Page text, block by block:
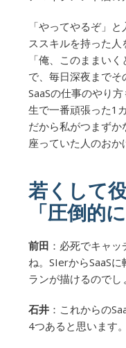
「やってやるぞ」
ススキルを持った人
「俺、このままい
で、毎日深夜までそ
SaaSの仕事のやり
生で一番頑張った1
だから私がつまず
座っていた人のおか
若くして
「圧倒的
前田 ：必死でキャ
ね。SIerからSaaS
ランが描けるのでし
石井 ：これからの
4つあると思います。